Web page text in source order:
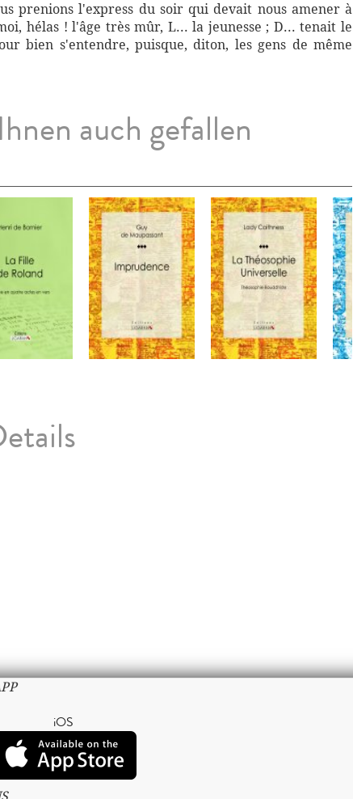
prenions l'express du soir qui devait nous amener à
hélas ! l'âge très mûr, L... la jeunesse ; D... tenait le
bien s'entendre, puisque, diton, les gens de même
auch gefallen
iOS